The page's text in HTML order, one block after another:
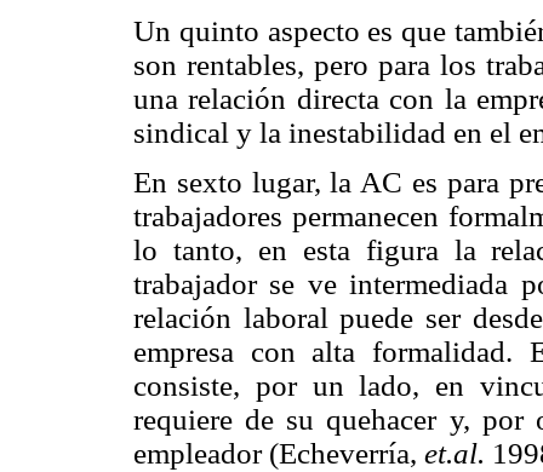
Un quinto aspecto es que
son rentables, pero para los
una relación directa con la
sindical y la inestabilidad en el
En sexto lugar, la AC es para
trabajadores permanecen
lo tanto, en esta figura la
trabajador se ve intermediada
relación laboral puede ser
empresa con alta formalidad.
consiste, por un lado, en
requiere de su quehacer y,
empleador (Echeverría, et.al.